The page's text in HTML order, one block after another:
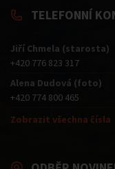
TELEFONNÍ
Jiří Chmela (starosta)
+420 776 823 317
Alena Dudová (foto)
+420 774 800 465
Zobrazit všechna čísla